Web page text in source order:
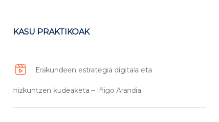
KASU PRAKTIKOAK
Erakundeen estrategia digitala eta
hizkuntzen kudeaketa – Iñigo Arandia